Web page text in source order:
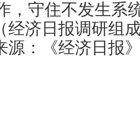
，守住不发生系
（经济日报调研组
源：《经济日报